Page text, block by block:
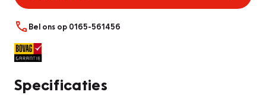
Bel ons op 0165-561456
Specificaties